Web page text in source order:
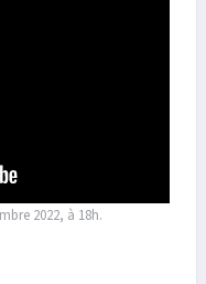
2022, à 18h.